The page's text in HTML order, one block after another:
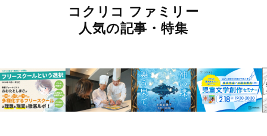
コクリコ ファミリー
人気の記事・特集